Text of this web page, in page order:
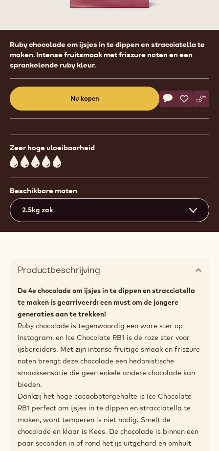
Product
information
Ruby chocolade om ijsjes in te dippen en stracciatella te
maken. Intense fruitsmaak met friszure noten en een
sprankelende ruby kleur.
Nu kopen
a
window)
Actions
Schrijf een
- Ice Chocolate
Opslaan
- Ice - Ice
Zeer hoge vloeibaarheid
5
Beschikbare maten
2.5kg zak
Productbeschrijving
De 4e chocolade om ijsjes in te dippen en stracciatella
te maken is gearriveerd: een must om de jongere
generaties aan te trekken!
Ruby chocolade is tegenwoordig een ware ster op
Instagram, en Ice Chocolate RB1 is de roze ster voor
ijsbereiders. Met zijn intense fruitige smaak en friszure
noten brengt deze chocolade een hedonistische
smaaksensatie die geen enkele andere chocolade kan
bieden.
Dankzij het hoge cacaobotergehalte is Ice Chocolate
RB1 perfect om ijsjes in te dippen en stracciatella te
maken, want temperen is niet nodig. Smelt de
chocolade en klaar is Kees. De chocolade is binnen een
paar seconden in of rond het ijs uitgehard en omhult